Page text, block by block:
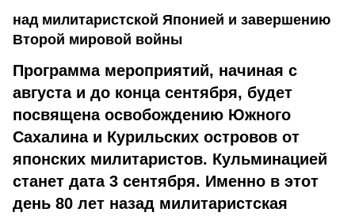
над милитаристской Японией и завершению
Второй мировой войны
Программа мероприятий, начиная с
августа и до конца сентября, будет
посвящена освобождению Южного
Сахалина и Курильских островов от
японских милитаристов. Кульминацией
станет дата 3 сентября. Именно в этот
день 80 лет назад милитаристская